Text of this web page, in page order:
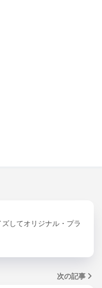
してオリジナル・プラ
次の記事